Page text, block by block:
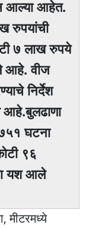
आल्या आहेत.
रुपयांची
७ लाख रुपये
आहे. वीज
निर्देश
आहे.बुलढाणा
७५१ घटना
९६
यश आले
मीटरमध्ये